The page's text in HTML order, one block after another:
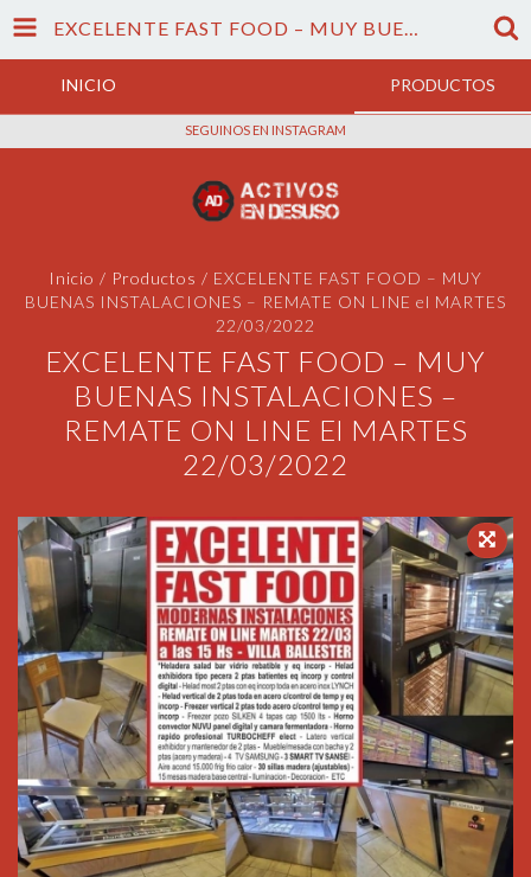
EXCELENTE FAST FOOD – MUY BUENAS INSTALACIONES – REMATE ON LINE EL MARTES 22/03/2022
INICIO PRODUCTOS
SEGUINOS EN INSTAGRAM
Inicio / Productos / EXCELENTE FAST FOOD – MUY
BUENAS INSTALACIONES – REMATE ON LINE el MARTES
22/03/2022
EXCELENTE FAST FOOD – MUY
BUENAS INSTALACIONES –
REMATE ON LINE El MARTES
22/03/2022